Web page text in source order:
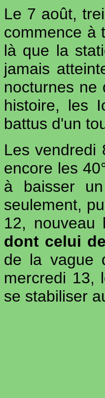
Le 7 août,
commence à
là que la
jamais
nocturnes ne
histoire, les
battus d'un
Les vendredi
encore les
à baisser
seulement,
12, nouveau
dont celui
de la vague
mercredi 13,
se stabiliser